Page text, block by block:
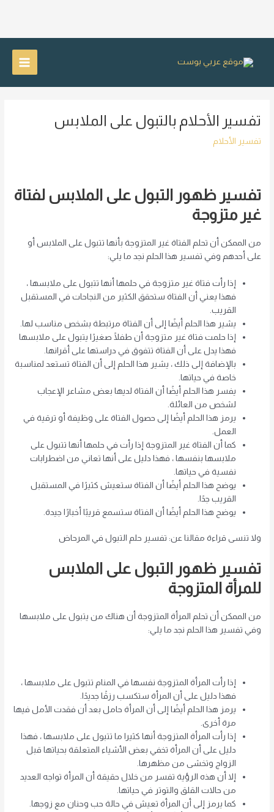
Main
تفسير الأحلام بالتبول على الملابس
تفسير الأحلام
تفسير ظهور التبول على الملابس لفتاة
غير متزوجة
من الممكن أن تحلم الفتاة غير المتزوجة بأنها تتبول على الملابس أو
على أحدهم وفي تفسير هذا الحلم نجد ما يلي:
إذا رأت فتاة غير متزوجة في حلمها أنها تتبول على ملابسها ،
فهذا يعني أن الفتاة ستحقق الكثير من النجاحات في المستقبل
القريب.
يشير هذا الحلم أيضًا إلى أن الفتاة مرتبطة بشخص مناسب لها.
إذا حلمت فتاة غير متزوجة أن طفلًا صغيرًا يتبول على ملابسها
فهذا يدل على أن الفتاة تتفوق في دراستها على أقرانها.
بالإضافة إلى ذلك ، يشير هذا الحلم إلى أن الفتاة تستعد لمناسبة
خاصة في حياتها.
يفسر هذا الحلم أيضًا أن الفتاة لديها بعض مشاعر الإعجاب
لشخص من العائلة.
يرمز هذا الحلم أيضًا إلى حصول الفتاة على وظيفة أو ترقية في
العمل.
كما أن الفتاة غير المتزوجة إذا رأت في حلمها أنها تتبول على
ملابسها بنفسها ، فهذا دليل على أنها تعاني من اضطرابات
نفسية في حياتها.
يوضح هذا الحلم أيضًا أن الفتاة ستعيش كثيرًا في المستقبل
القريب جدًا.
يوضح هذا الحلم أيضًا أن الفتاة ستسمع قريبًا أخبارًا جيدة.
ولا تنسى قراءة مقالنا عن: تفسير حلم التبول في المرحاض
تفسير ظهور التبول على الملابس
للمرأة المتزوجة
من الممكن أن تحلم المرأة المتزوجة أن هناك من يتبول على ملابسها
وفي تفسير هذا الحلم نجد ما يلي:
إذا رأت المرأة المتزوجة نفسها في المنام تتبول على ملابسها ،
فهذا دليل على أن المرأة ستكسب رزقًا جديدًا.
يرمز هذا الحلم أيضًا إلى أن المرأة حامل بعد أن فقدت الأمل فيها
مرة أخرى.
إذا رأت المرأة المتزوجة أنها كثيرا ما تتبول على ملابسها ، فهذا
دليل على أن المرأة تخفي بعض الأشياء المتعلقة بحياتها قبل
الزواج وتخشى من مظهرها.
إلا أن هذه الرؤية تفسر من خلال حقيقة أن المرأة تواجه العديد
من حالات القلق والتوتر في حياتها.
كما يرمز إلى أن المرأة تعيش في حالة حب وحنان مع زوجها.